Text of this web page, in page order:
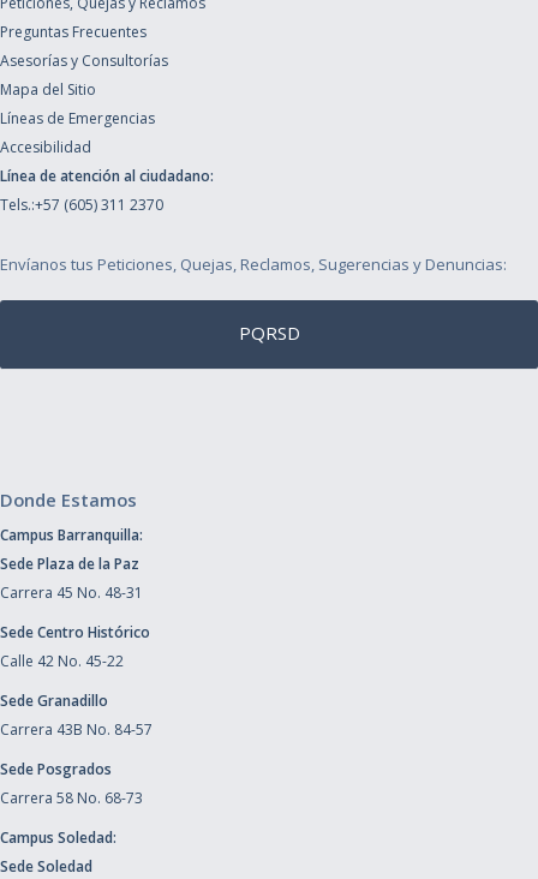
Preguntas Frecuentes
Asesorías y Consultorías
Mapa del Sitio
Líneas de Emergencias
Accesibilidad
Línea de atención al ciudadano:
Tels.:+57 (605) 311 2370
Envíanos tus Peticiones, Quejas, Reclamos, Sugerencias y Denuncias:
PQRSD
Donde Estamos
Campus Barranquilla:
Sede Plaza de la Paz
Carrera 45 No. 48-31
Sede Centro Histórico
Calle 42 No. 45-22
Sede Granadillo
Carrera 43B No. 84-57
Sede Posgrados
Carrera 58 No. 68-73
Campus Soledad:
Sede Soledad